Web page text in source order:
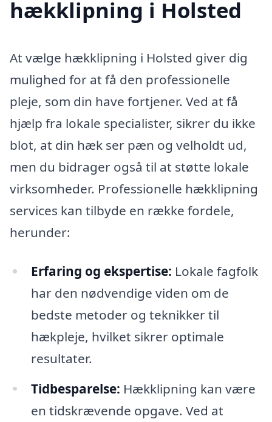
hækklipning i Holsted
At vælge hækklipning i Holsted giver dig
mulighed for at få den professionelle
pleje, som din have fortjener. Ved at få
hjælp fra lokale specialister, sikrer du ikke
blot, at din hæk ser pæn og velholdt ud,
men du bidrager også til at støtte lokale
virksomheder. Professionelle hækklipning
services kan tilbyde en række fordele,
herunder:
Erfaring og ekspertise: Lokale fagfolk
har den nødvendige viden om de
bedste metoder og teknikker til
hækpleje, hvilket sikrer optimale
resultater.
Tidbesparelse: Hækklipning kan være
en tidskrævende opgave. Ved at